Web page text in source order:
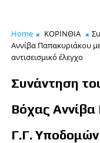
Home ΚΟΡΙΝΘΙΑ
Αννίβα Παπακυριάκου
αντισεισμικό έλεγχο
Συνάντηση
Βόχας
Γ.Γ. Υποδομών